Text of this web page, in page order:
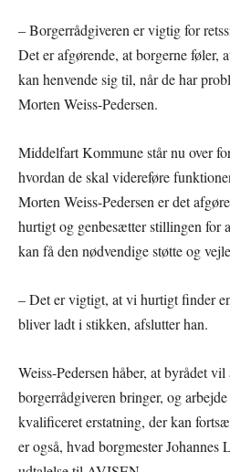
– Borgerrådgiveren er vigtig for
Det er afgørende, at borgerne føler,
kan henvende sig til, når de har
Morten Weiss-Pedersen.
Middelfart Kommune står nu over
hvordan de skal videreføre
Morten Weiss-Pedersen er det
hurtigt og genbesætter stillingen for
kan få den nødvendige støtte og
– Det er vigtigt, at vi hurtigt finder
bliver ladt i stikken, afslutter han.
Weiss-Pedersen håber, at byrådet
borgerrådgiveren bringer, og
kvalificeret erstatning, der kan
er også, hvad borgmester